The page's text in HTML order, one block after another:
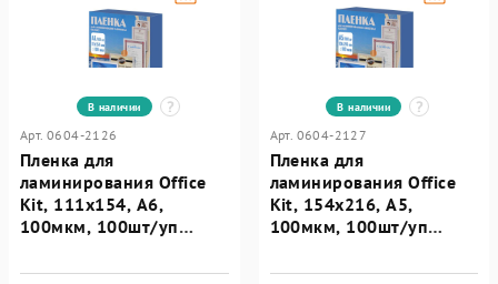
В наличии
Арт. 0604-2126
Пленка для
ламинирования Office
Kit, 111х154, А6,
100мкм, 100шт/уп
В наличии
Арт. 0604-2127
Пленка для
ламинирования Office
Kit, 154х216, А5,
100мкм, 100шт/уп